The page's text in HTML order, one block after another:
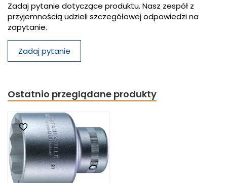
Zadaj pytanie dotyczące produktu. Nasz zespół z
przyjemnością udzieli szczegółowej odpowiedzi na
zapytanie.
Zadaj pytanie
Ostatnio przeglądane produkty